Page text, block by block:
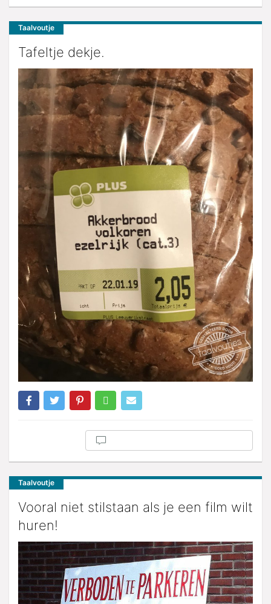
Taalvoutje
Tafeltje dekje.
Taalvoutje
Vooral niet stilstaan als je een film wilt
huren!